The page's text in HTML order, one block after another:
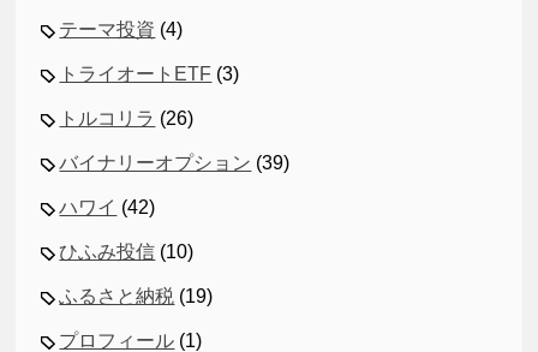
テーマ投資 (4)
トライオートETF (3)
トルコリラ (26)
バイナリーオプション (39)
ハワイ (42)
ひふみ投信 (10)
ふるさと納税 (19)
プロフィール (1)